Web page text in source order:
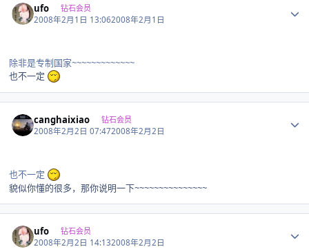
ufo 钻石会员
2008年2月1日 13:062008年2月1日
除非是专制国家~~~~~~~~~~~~~
也不一定
canghaixiao 钻石会员
2008年2月2日 07:472008年2月2日
也不一定
貌似你懂的很多，那你说明一下~~~~~~~~~~~~~~~
ufo 钻石会员
2008年2月2日 14:132008年2月2日